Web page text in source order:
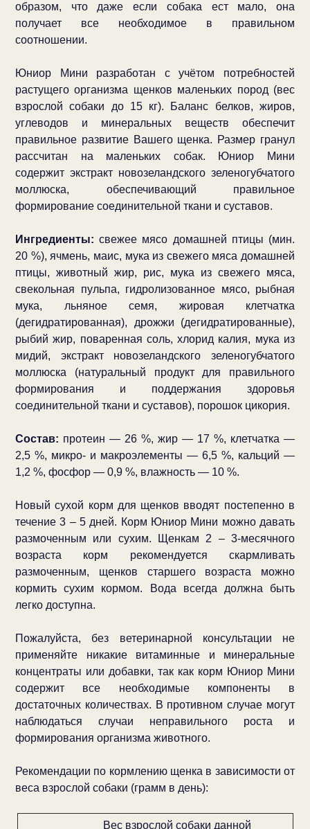
образом, что даже если собака ест мало, она
получает все необходимое в правильном
соотношении.
Юниор Мини разработан с учётом потребностей
растущего организма щенков маленьких пород (вес
взрослой собаки до 15 кг). Баланс белков, жиров,
углеводов и минеральных веществ обеспечит
правильное развитие Вашего щенка. Размер гранул
рассчитан на маленьких собак. Юниор Мини
содержит экстракт новозеландского зеленогубчатого
моллюска, обеспечивающий правильное
формирование соединительной ткани и суставов.
Ингредиенты: свежее мясо домашней птицы (мин.
20 %), ячмень, маис, мука из свежего мяса домашней
птицы, животный жир, рис, мука из свежего мяса,
свекольная пульпа, гидролизованное мясо, рыбная
мука, льняное семя, жировая клетчатка
(дегидратированная), дрожжи (дегидратированные),
рыбий жир, поваренная соль, хлорид калия, мука из
мидий, экстракт новозеландского зеленогубчатого
моллюска (натуральный продукт для правильного
формирования и поддержания здоровья
соединительной ткани и суставов), порошок цикория.
Состав: протеин — 26 %, жир — 17 %, клетчатка —
2,5 %, микро- и макроэлементы — 6,5 %, кальций —
1,2 %, фосфор — 0,9 %, влажность — 10 %.
Новый сухой корм для щенков вводят постепенно в
течение 3 – 5 дней. Корм Юниор Мини можно давать
размоченным или сухим. Щенкам 2 – 3-месячного
возраста корм рекомендуется скармливать
размоченным, щенков старшего возраста можно
кормить сухим кормом. Вода всегда должна быть
легко доступна.
Пожалуйста, без ветеринарной консультации не
применяйте никакие витаминные и минеральные
концентраты или добавки, так как корм Юниор Мини
содержит все необходимые компоненты в
достаточных количествах. В противном случае могут
наблюдаться случаи неправильного роста и
формирования организма животного.
Рекомендации по кормлению щенка в зависимости от
веса взрослой собаки (грамм в день):
Вес взрослой собаки данной